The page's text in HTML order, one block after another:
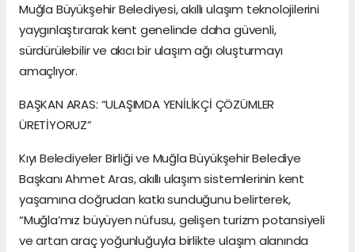
Muğla Büyükşehir Belediyesi, akıllı ulaşım teknolojilerini
yaygınlaştırarak kent genelinde daha güvenli,
sürdürülebilir ve akıcı bir ulaşım ağı oluşturmayı
amaçlıyor.
BAŞKAN ARAS: “ULAŞIMDA YENİLİKÇİ ÇÖZÜMLER
ÜRETİYORUZ”
Kıyı Belediyeler Birliği ve Muğla Büyükşehir Belediye
Başkanı Ahmet Aras, akıllı ulaşım sistemlerinin kent
yaşamına doğrudan katkı sunduğunu belirterek,
“Muğla’mız büyüyen nüfusu, gelişen turizm potansiyeli
ve artan araç yoğunluğuyla birlikte ulaşım alanında